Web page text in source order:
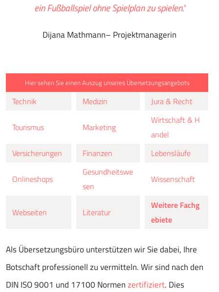
ein Fußballspiel ohne Spielplan zu spielen."
Dijana Mathmann– Projektmanagerin
Hier sehen Sie einen Auszug unseres Übersetzungsangebots
Technik Medizin Jura & Recht
Tourismus Marketing
Wirtschaft & H
andel
Versicherungen
Finanzen Lebensläufe
Onlineshops
Gesundheitswe
sen
Wissenschaft
Webseiten Literatur
Weitere Fachg
ebiete
Als Übersetzungsbüro unterstützen wir Sie dabei, Ihre
Botschaft professionell zu vermitteln. Wir sind nach den
DIN ISO 9001 und 17100 Normenzertifiziert. Dies